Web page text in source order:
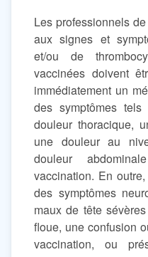
Les professionnels
aux signes et
et/ou de
vaccinées doivent
immédiatement un
des symptômes tels
douleur thoracique,
une douleur au
douleur
vaccination. En
des symptômes
maux de tête
floue, une confusion
vaccination, ou